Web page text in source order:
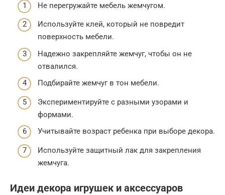
Не перегружайте мебель жемчугом.
Используйте клей, который не повредит
поверхность мебели.
Надежно закрепляйте жемчуг, чтобы он не
отвалился.
Подбирайте жемчуг в тон мебели.
Экспериментируйте с разными узорами и
формами.
Учитывайте возраст ребенка при выборе декора.
Используйте защитный лак для закрепления
жемчуга.
Идеи декора игрушек и аксессуаров